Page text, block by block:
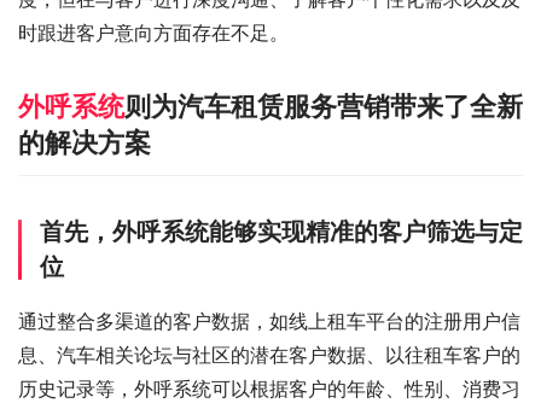
时跟进客户意向方面存在不足。
外呼系统则为汽车租赁服务营销带来了全新
的解决方案
首先，外呼系统能够实现精准的客户筛选与定
位
通过整合多渠道的客户数据，如线上租车平台的注册用户信
息、汽车相关论坛与社区的潜在客户数据、以往租车客户的
历史记录等，外呼系统可以根据客户的年龄、性别、消费习